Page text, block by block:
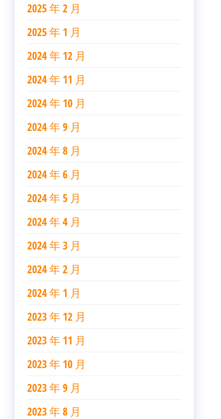
2025 年 2 月
2025 年 1 月
2024 年 12 月
2024 年 11 月
2024 年 10 月
2024 年 9 月
2024 年 8 月
2024 年 6 月
2024 年 5 月
2024 年 4 月
2024 年 3 月
2024 年 2 月
2024 年 1 月
2023 年 12 月
2023 年 11 月
2023 年 10 月
2023 年 9 月
2023 年 8 月